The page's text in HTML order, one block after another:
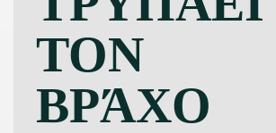
ΤΟΝ
ΒΡΆΧΟ